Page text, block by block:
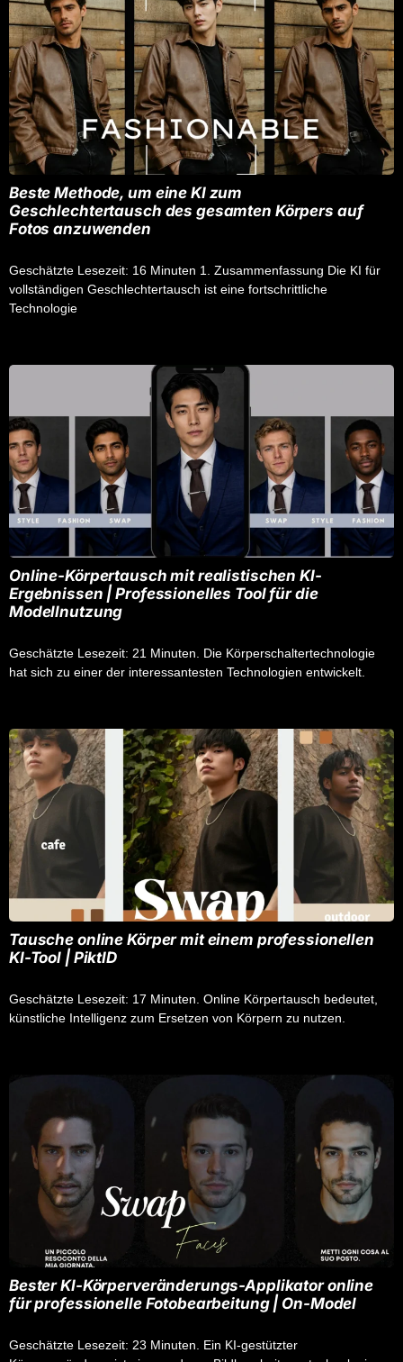
Beste Methode, um eine KI zum
Geschlechtertausch des gesamten Körpers auf
Fotos anzuwenden
Geschätzte Lesezeit: 16 Minuten 1. Zusammenfassung Die KI für
vollständigen Geschlechtertausch ist eine fortschrittliche
Technologie
Online-Körpertausch mit realistischen KI-
Ergebnissen | Professionelles Tool für die
Modellnutzung
Geschätzte Lesezeit: 21 Minuten. Die Körperschaltertechnologie
hat sich zu einer der interessantesten Technologien entwickelt.
Tausche online Körper mit einem professionellen
KI-Tool | PiktID
Geschätzte Lesezeit: 17 Minuten. Online Körpertausch bedeutet,
künstliche Intelligenz zum Ersetzen von Körpern zu nutzen.
Bester KI-Körperveränderungs-Applikator online
für professionelle Fotobearbeitung | On-Model
Geschätzte Lesezeit: 23 Minuten. Ein KI-gestützter